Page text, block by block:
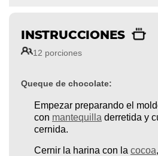
INSTRUCCIONES
12 porciones
Queque de chocolate:
Empezar preparando el
con mantequilla derretida y
cernida.
Cernir la harina con la cocoa